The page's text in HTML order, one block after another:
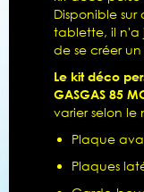
Disponible
tablette, il n'a
de se créer
Le kit déco
GASGAS 85
varier selon le
Plaque
Plaques